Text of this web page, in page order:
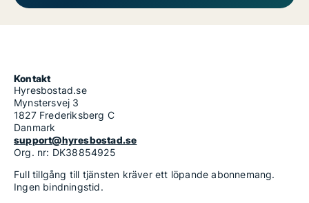
Kontakt
Hyresbostad.se
Mynstersvej 3
1827 Frederiksberg C
Danmark
support@hyresbostad.se
Org. nr: DK38854925
Full tillgång till tjänsten kräver ett löpande abonnemang.
Ingen bindningstid.